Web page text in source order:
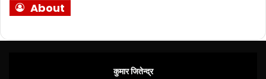
About
कुमार जितेन्द्र